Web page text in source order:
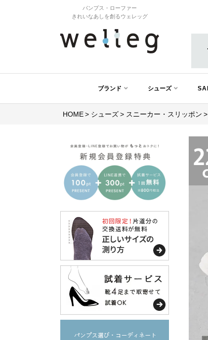
パンプス・ローファー
きれいなあしを創るウェレッグ
ブランド シューズ
HOME シューズ スニーカー・スリッポン